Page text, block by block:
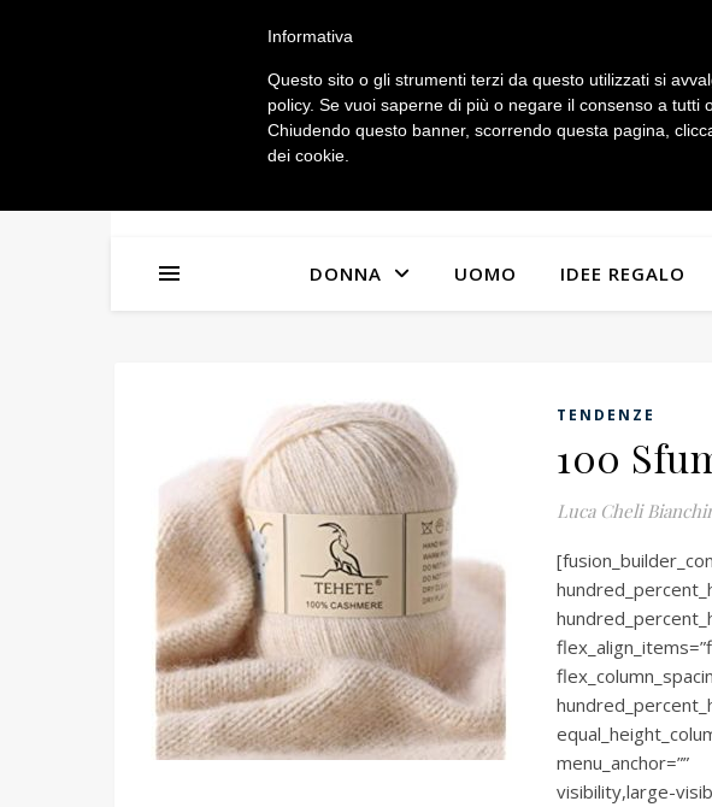
IL MIO ACCOUNT
DONNA UOMO IDEE REGALO
TENDENZE
100
Luca Cheli
visibility,large-
Informativa
Questo sito o gli strumenti terzi da questo utilizzati si
policy. Se vuoi saperne di più o negare il consenso a tutti
Chiudendo questo banner, scorrendo questa pagina,
dei cookie.